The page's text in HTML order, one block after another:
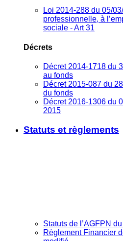
Loi 2014-288 du 05/
professionnelle, à
sociale - Art 31
Décrets
Décret 2014-1718 du
au fonds
Décret 2015-087 du
du fonds
Décret 2016-1306 du
2015
Statuts et règlements
Statuts de l’AGFPN
Règlement Financier